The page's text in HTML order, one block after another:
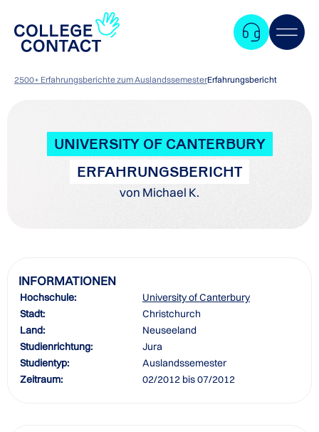
2500+ Erfahrungsberichte zum AuslandssemesterErfahrungsbericht
UNIVERSITY OF CANTERBURY
ERFAHRUNGSBERICHT
von Michael K.
INFORMATIONEN
Hochschule:
University of Canterbury
Stadt:
Christchurch
Land:
Neuseeland
Studienrichtung:
Jura
Studientyp:
Auslandssemester
Zeitraum:
02/2012 bis 07/2012